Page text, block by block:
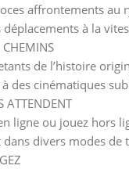
affrontements au
à la
de l’histoire
des cinématiques
ATTENDENT
ligne ou jouez hors
divers modes